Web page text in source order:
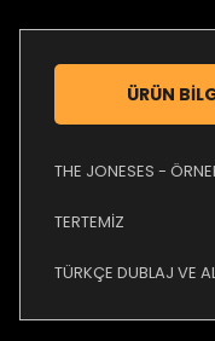
ÜRÜN
THE JONESES -
TERTEMİZ
TÜRKÇE DUBLAJ VE